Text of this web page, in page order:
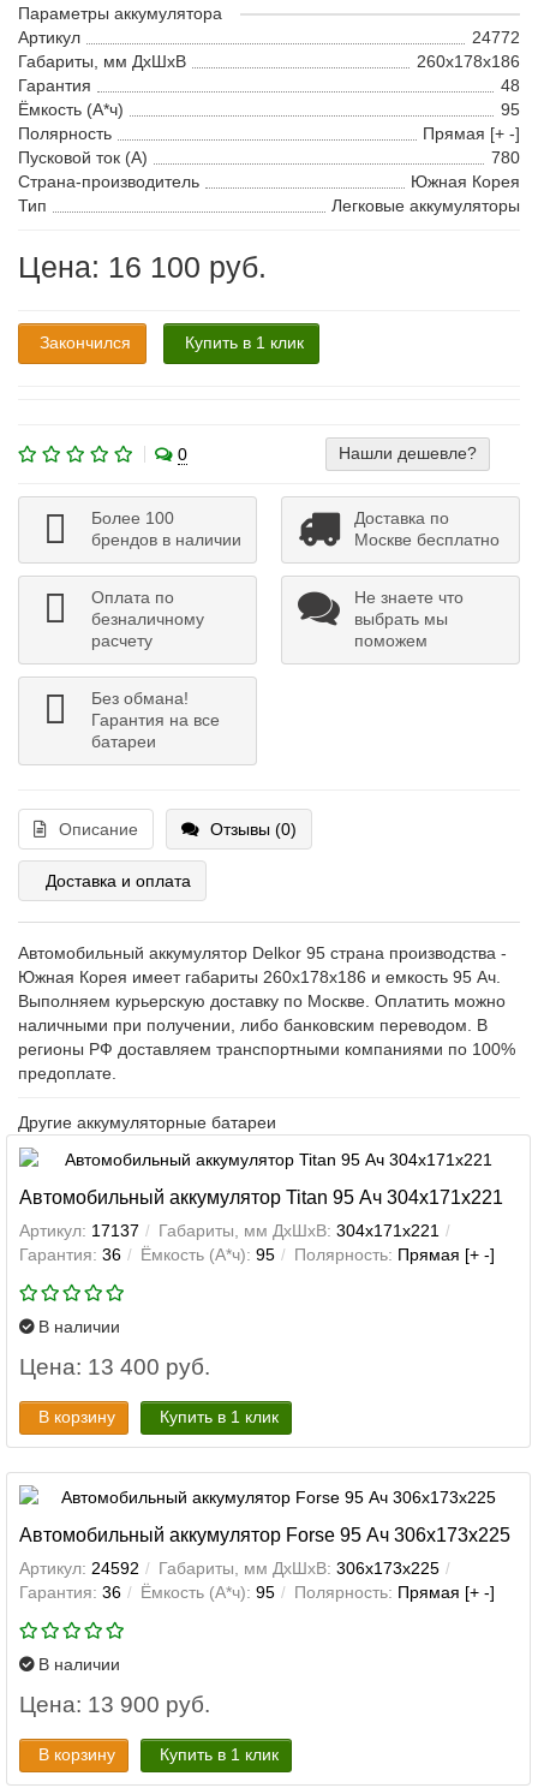
Параметры аккумулятора
Артикул
24772
Габариты, мм ДхШхВ
260x178x186
Гарантия
48
Ёмкость (А*ч)
95
Полярность
Прямая [+ -]
Пусковой ток (А)
780
Страна-производитель
Южная Корея
Тип
Легковые аккумуляторы
Цена: 16 100 руб.
Закончился Купить в 1 клик
0 Нашли дешевле?
Более 100
брендов в наличии
Доставка по
Москве бесплатно
Оплата по
безналичному
расчету
Не знаете что
выбрать мы
поможем
Без обмана!
Гарантия на все
батареи
Описание Отзывы (0)
Доставка и оплата
Автомобильный аккумулятор Delkor 95 страна производства -
Южная Корея имеет габариты 260x178x186 и емкость 95 Ач.
Выполняем курьерскую доставку по Москве. Оплатить можно
наличными при получении, либо банковским переводом. В
регионы РФ доставляем транспортными компаниями по 100%
предоплате.
Другие аккумуляторные батареи
Автомобильный аккумулятор Titan 95 Ач 304x171x221
Артикул: 17137 Габариты, мм ДхШхВ: 304x171x221
Гарантия: 36 Ёмкость (А*ч): 95 Полярность: Прямая [+ -]
В наличии
Цена: 13 400 руб.
В корзину Купить в 1 клик
Автомобильный аккумулятор Forse 95 Ач 306x173x225
Артикул: 24592 Габариты, мм ДхШхВ: 306x173x225
Гарантия: 36 Ёмкость (А*ч): 95 Полярность: Прямая [+ -]
В наличии
Цена: 13 900 руб.
В корзину Купить в 1 клик